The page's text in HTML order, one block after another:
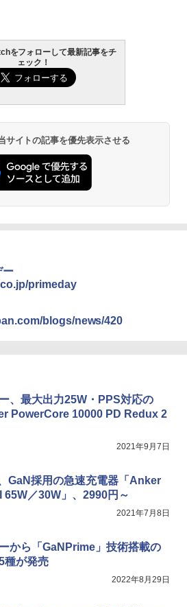
をフォローして最新記事をチ
ェック！
サイトの記事を優先表示させる
ー
primeday
blogs/news/420
、最大出力25W・PPS対応の
PowerCore 10000 PD Redux 2
2021年9月7日
GaN採用の急速充電器「Anker
65W／30W」、2990円～
2021年7月8日
から「GaNPrime」技術搭載の
種が発売
2022年8月29日